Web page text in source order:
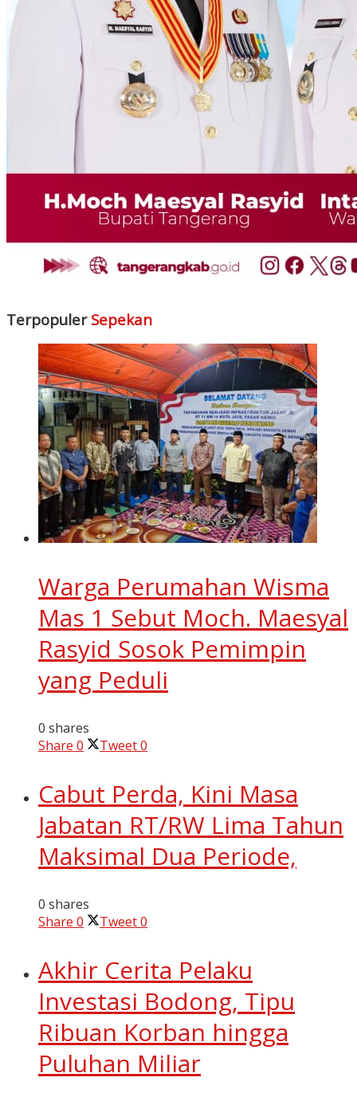
Terpopuler Sepekan
Warga Perumahan Wisma
Mas 1 Sebut Moch. Maesyal
Rasyid Sosok Pemimpin
yang Peduli
0 shares
Share 0 Tweet0
Cabut Perda, Kini Masa
Jabatan RT/RW Lima Tahun
Maksimal Dua Periode,
0 shares
Share 0 Tweet0
Akhir Cerita Pelaku
Investasi Bodong, Tipu
Ribuan Korban hingga
Puluhan Miliar